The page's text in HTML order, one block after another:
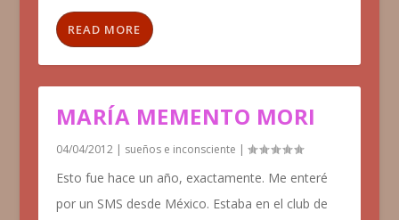
READ MORE
MARÍA MEMENTO MORI
04/04/2012| sueños e inconsciente |
Esto fue hace un año, exactamente. Me enteré
por un SMS desde México. Estaba en el club de